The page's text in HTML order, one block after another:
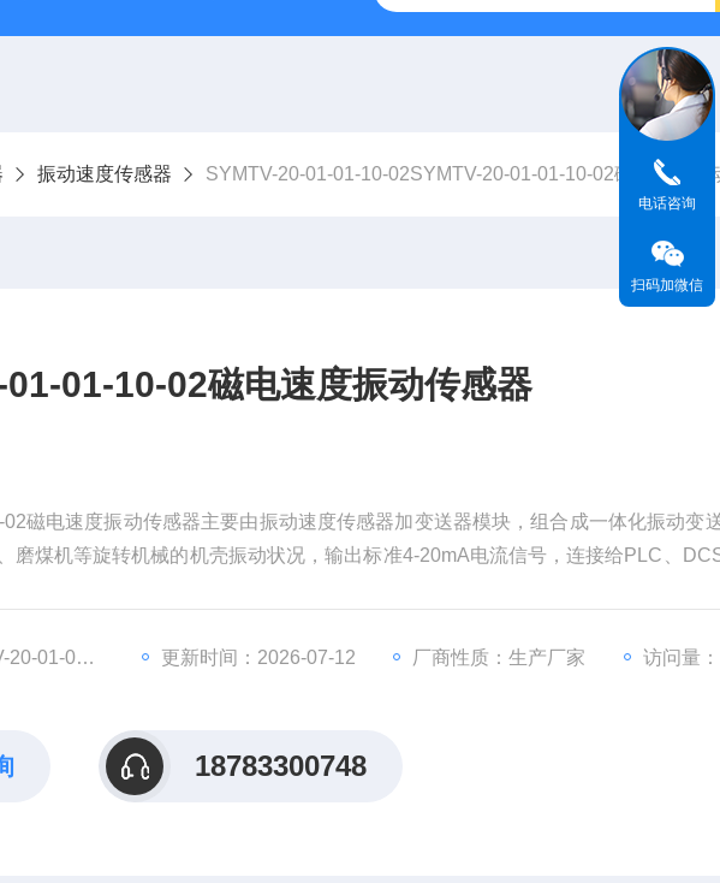
振动速度传感器 SYMTV-20-01-01-10-02SYMTV-20-01-01-10-02磁电速度振动传
01-01-10-02磁电速度振动传感器
02磁电速度振动传感器主要由振动速度传感器加变送器模块，组合成一体化振动变
磨煤机等旋转机械的机壳振动状况，输出标准4-20mA电流信号，连接给PLC、
01-10-02 更新时间：2026-07-12 厂商性质：生产厂家 访问量
18783300748
电话咨询
扫码加微信